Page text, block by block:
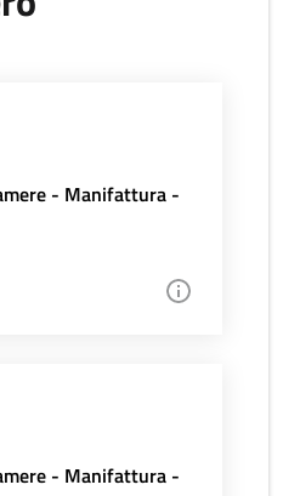
- Manifattura -
- Manifattura -